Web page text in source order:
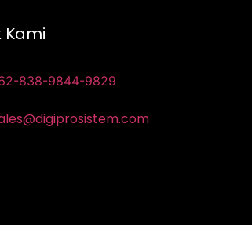
Kami
838-9844-9829